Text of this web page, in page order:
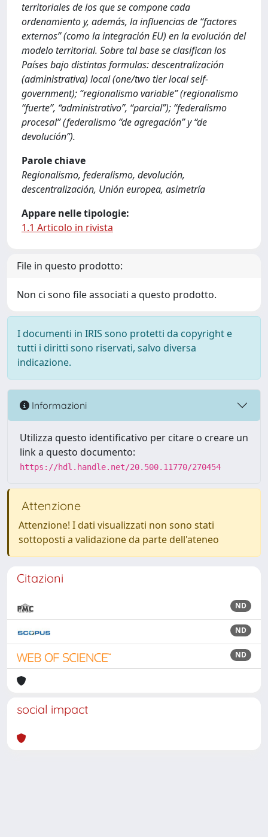
territoriales de los que se compone cada
ordenamiento y, además, la influencias de “factores
externos” (como la integración EU) en la evolución del
modelo territorial. Sobre tal base se clasifican los
Países bajo distintas formulas: descentralización
(administrativa) local (one/two tier local self-
government); “regionalismo variable” (regionalismo
“fuerte”, “administrativo”, “parcial”); “federalismo
procesal” (federalismo “de agregación” y “de
devolución”).
Parole chiave
Regionalismo, federalismo, devolución,
descentralización, Unión europea, asimetría
Appare nelle tipologie:
1.1 Articolo in rivista
File in questo prodotto:
Non ci sono file associati a questo prodotto.
I documenti in IRIS sono protetti da copyright e
tutti i diritti sono riservati, salvo diversa
indicazione.
Informazioni
Utilizza questo identificativo per citare o creare un
link a questo documento:
https://hdl.handle.net/20.500.11770/270454
Attenzione
Attenzione! I dati visualizzati non sono stati
sottoposti a validazione da parte dell'ateneo
Citazioni
ND
ND
ND
social impact